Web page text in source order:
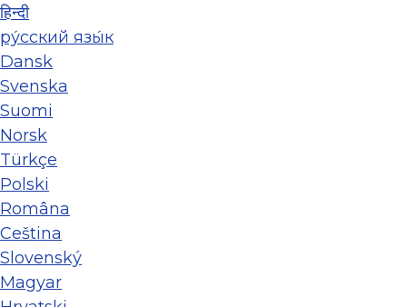
हिन्दी
ру́сский язы́к
Dansk
Svenska
Suomi
Norsk
Türkçe
Polski
Româna
Ceština
Slovenský
Magyar